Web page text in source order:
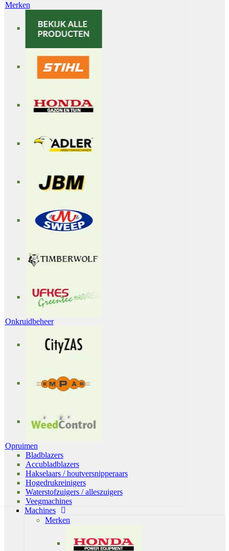
Merken
Onkruidbeheer
Opruimen
Bladblazers
Accubladblazers
Hakselaars / houtversnipperaars
Hogedrukreinigers
Waterstofzuigers / alleszuigers
Veegmachines
Machines
Merken